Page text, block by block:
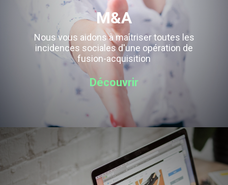
M&A
Nous vous aidons à maîtriser toutes les
incidences sociales d'une opération de
fusion-acquisition
Découvrir